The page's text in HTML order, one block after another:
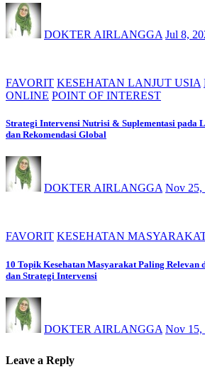
DOKTER AIRLANGGA Jul 8,
FAVORIT KESEHATAN LANJUT USIA
ONLINE POINT OF INTEREST
Strategi Intervensi Nutrisi & Suplementasi pada
dan Rekomendasi Global
DOKTER AIRLANGGA Nov 25,
FAVORIT KESEHATAN
10 Topik Kesehatan Masyarakat Paling
dan Strategi Intervensi
DOKTER AIRLANGGA Nov 15,
Leave a Reply